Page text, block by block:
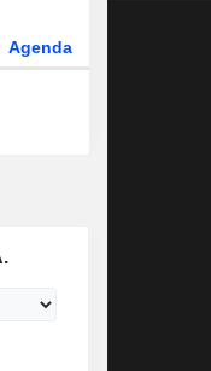
Agenda